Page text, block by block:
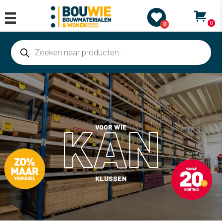
0 0
Producten
zoeken
VOOR WIE
KAN
KLUSSEN